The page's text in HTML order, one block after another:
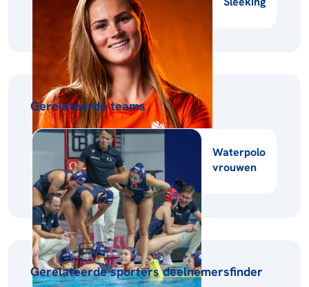
Gerelateerde teams
Waterpolo
vrouwen
Gerelateerde sporters deelnemersfinder